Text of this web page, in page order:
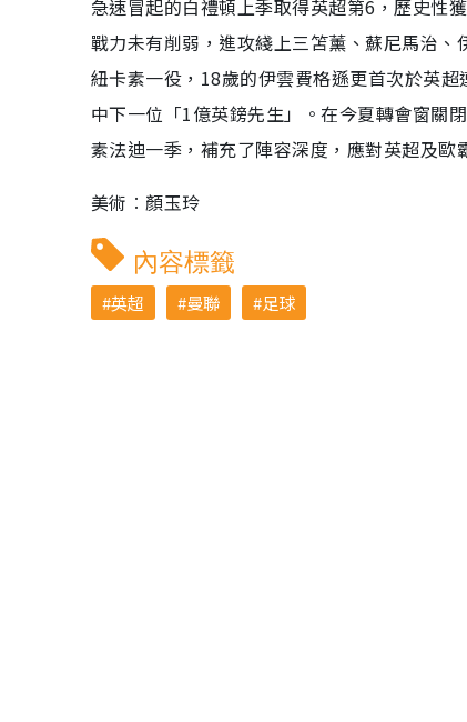
急速冒起的白禮頓上季取得英超第6，歷史性
戰力未有削弱，進攻綫上三笘薰、蘇尼馬治
紐卡素一役，18歲的伊雲費格遜更首次於英
中下一位「1億英鎊先生」。在今夏轉會窗關
素法迪一季，補充了陣容深度，應對英超及歐
美術︰顏玉玲
內容標籤
英超 曼聯 足球